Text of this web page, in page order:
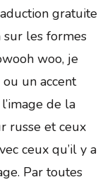
gratuite
sur les formes
woo, je
un accent
de la
russe et ceux
ceux qu’il y a
Par toutes